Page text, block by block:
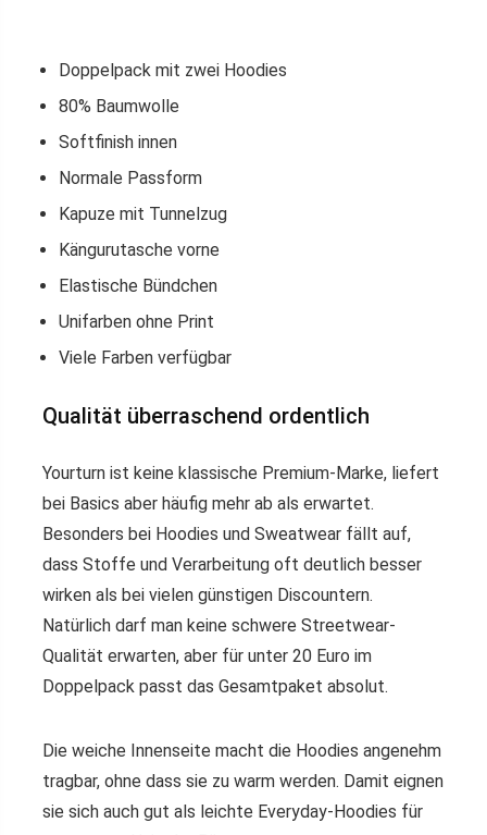
Doppelpack mit zwei Hoodies
80% Baumwolle
Softfinish innen
Normale Passform
Kapuze mit Tunnelzug
Kängurutasche vorne
Elastische Bündchen
Unifarben ohne Print
Viele Farben verfügbar
Qualität überraschend ordentlich
Yourturn ist keine klassische Premium-Marke, liefert
bei Basics aber häufig mehr ab als erwartet.
Besonders bei Hoodies und Sweatwear fällt auf,
dass Stoffe und Verarbeitung oft deutlich besser
wirken als bei vielen günstigen Discountern.
Natürlich darf man keine schwere Streetwear-
Qualität erwarten, aber für unter 20 Euro im
Doppelpack passt das Gesamtpaket absolut.
Die weiche Innenseite macht die Hoodies angenehm
tragbar, ohne dass sie zu warm werden. Damit eignen
sie sich auch gut als leichte Everyday-Hoodies für